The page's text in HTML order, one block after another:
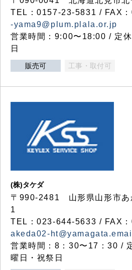
TEL：0157-23-5831 / FAX
-yama9@plum.plala.or.jp
営業時間：9:00〜18:00 / 定
日
販売可 工事・取付可
(株)タケダ
〒990-2481 山形県山形市あ
1
TEL：023-644-5633 / FAX
akeda02-
営業時間：8：30〜17：30 /
曜日・祝祭日